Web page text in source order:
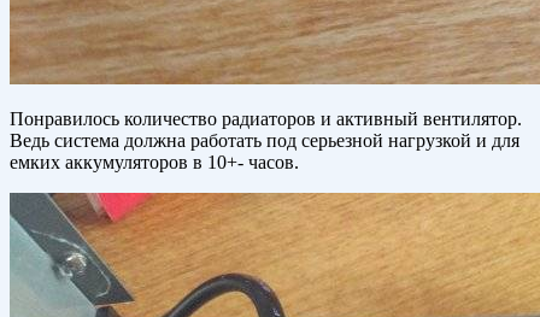
Понравилось количество радиаторов и активный вентилятор.
Ведь система должна работать под серьезной нагрузкой и для
емких аккумуляторов в 10+- часов.